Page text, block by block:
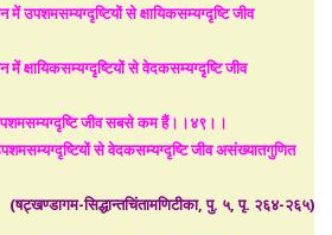
में उपशमसम्यग्दृष्टियों से क्षायिकसम्यग्दृष्टि जीव
में क्षायिकसम्यग्दृष्टियों से वेदकसम्यग्दृष्टि जीव
जीव सबसे कम हैं।।४९।।
से वेदकसम्यग्दृष्टि जीव असंख्यातगुणित
(षट्खण्डागम-सिद्धान्तचिंतामणिटीका, पु. ५, पृ. २६४-२६५)